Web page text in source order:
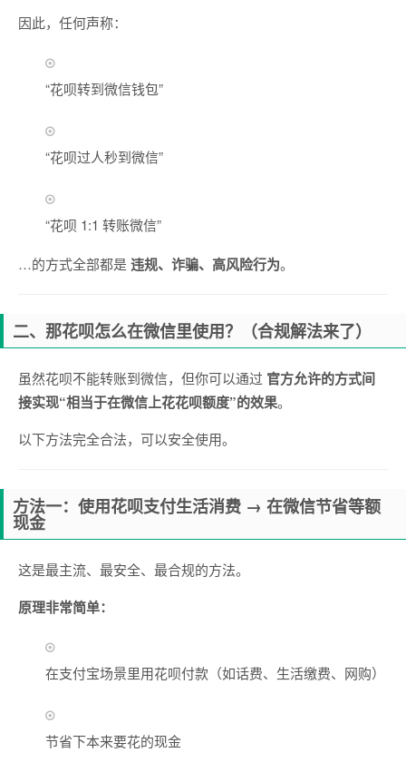
因此，任何声称：
“花呗转到微信钱包”
“花呗过人秒到微信”
“花呗 1:1 转账微信”
…的方式全部都是违规、诈骗、高风险行为。
二、那花呗怎么在微信里使用？（合规解法来了）
虽然花呗不能转账到微信，但你可以通过 官方允许的方式间
接实现“相当于在微信上花花呗额度”的效果。
以下方法完全合法，可以安全使用。
方法一：使用花呗支付生活消费 → 在微信节省等额
现金
这是最主流、最安全、最合规的方法。
原理非常简单：
在支付宝场景里用花呗付款（如话费、生活缴费、网购）
节省下本来要花的现金